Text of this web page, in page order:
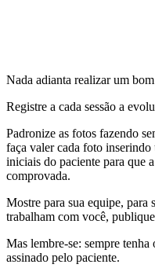
Nada adianta realizar um
Registre a cada sessão a
Padronize as fotos fazendo
faça valer cada foto inserindo
iniciais do paciente para que
comprovada.
Mostre para sua equipe, para
trabalham com você,
Mas lembre-se: sempre
assinado pelo paciente.